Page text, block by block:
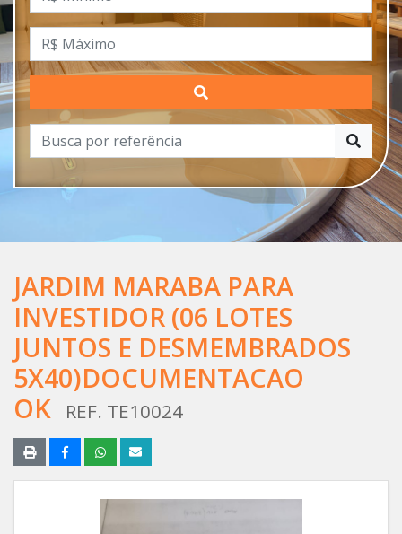
JARDIM MARABA PARA
INVESTIDOR (06 LOTES
JUNTOS E DESMEMBRADOS
5X40)DOCUMENTACAO
OK
REF. TE10024